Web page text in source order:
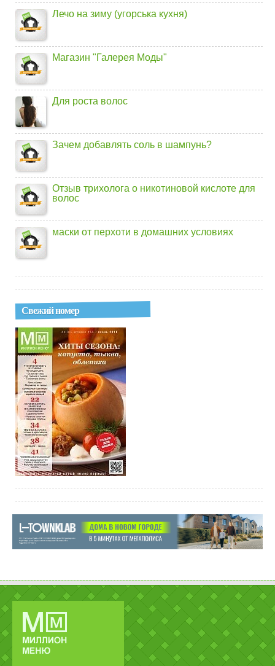
Лечо на зиму (угорська кухня)
Магазин "Галерея Моды"
Для роста волос
Зачем добавлять соль в шампунь?
Отзыв трихолога о никотиновой кислоте для
волос
маски от перхоти в домашних условиях
Свежий номер